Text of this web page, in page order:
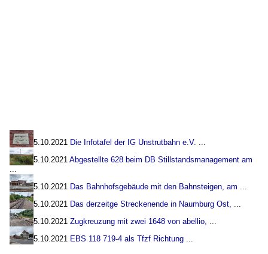
5.10.2021 Die Infotafel der IG Unstrutbahn e.V. ...
5.10.2021 Abgestellte 628 beim DB Stillstandsmanagement am
...
5.10.2021 Das Bahnhofsgebäude mit den Bahnsteigen, am ...
5.10.2021 Das derzeitge Streckenende in Naumburg Ost, ...
5.10.2021 Zugkreuzung mit zwei 1648 von abellio, ...
5.10.2021 EBS 118 719-4 als Tfzf Richtung ...